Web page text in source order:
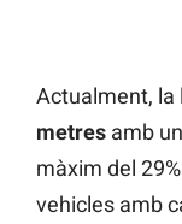
Actualment, la
metres amb
màxim del
vehicles amb